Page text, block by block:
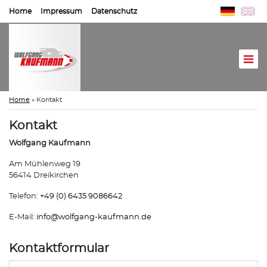
Home Impressum Datenschutz
Home » Kontakt
Kontakt
Wolfgang Kaufmann
Am Mühlenweg 19
56414 Dreikirchen
Telefon: +49 (0) 6435 9086642
E-Mail: info@wolfgang-kaufmann.de
Kontaktformular